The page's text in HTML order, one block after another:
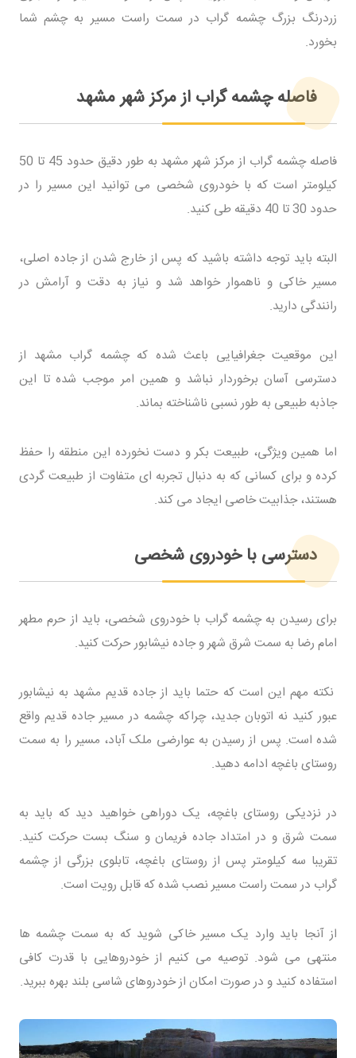
زردرنگ بزرگ چشمه گراب در سمت راست مسیر به چشم شما
بخورد.
فاصله چشمه گراب از مرکز شهر مشهد
فاصله چشمه گراب از مرکز شهر مشهد به طور دقیق حدود 45 تا 50
کیلومتر است که با خودروی شخصی می توانید این مسیر را در
حدود 30 تا 40 دقیقه طی کنید.
البته باید توجه داشته باشید که پس از خارج شدن از جاده اصلی،
مسیر خاکی و ناهموار خواهد شد و نیاز به دقت و آرامش در
رانندگی دارید.
این موقعیت جغرافیایی باعث شده که چشمه گراب مشهد از
دسترسی آسان برخوردار نباشد و همین امر موجب شده تا این
جاذبه طبیعی به طور نسبی ناشناخته بماند.
اما همین ویژگی، طبیعت بکر و دست نخورده این منطقه را حفظ
کرده و برای کسانی که به دنبال تجربه ای متفاوت از طبیعت گردی
هستند، جذابیت خاصی ایجاد می کند.
دسترسی با خودروی شخصی
برای رسیدن به چشمه گراب با خودروی شخصی، باید از حرم مطهر
امام رضا به سمت شرق شهر و جاده نیشابور حرکت کنید.
نکته مهم این است که حتما باید از جاده قدیم مشهد به نیشابور
عبور کنید نه اتوبان جدید، چراکه چشمه در مسیر جاده قدیم واقع
شده است. پس از رسیدن به عوارضی ملک آباد، مسیر را به سمت
روستای باغچه ادامه دهید.
در نزدیکی روستای باغچه، یک دوراهی خواهید دید که باید به
سمت شرق و در امتداد جاده فریمان و سنگ بست حرکت کنید.
تقریبا سه کیلومتر پس از روستای باغچه، تابلوی بزرگی از چشمه
گراب در سمت راست مسیر نصب شده که قابل رویت است.
از آنجا باید وارد یک مسیر خاکی شوید که به سمت چشمه ها
منتهی می شود. توصیه می کنیم از خودروهایی با قدرت کافی
استفاده کنید و در صورت امکان از خودروهای شاسی بلند بهره ببرید.